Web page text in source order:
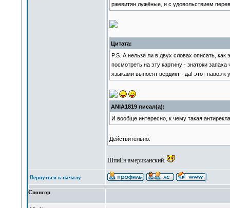
ржевитян лужёные, и с удовольствием
Цитата:
P.S. А нельзя ли в двух словах описать,
посмотреть на эту картину - знатоки
языками выносят вердикт - да! этот навоз
ANIA1819 писал(а):
И вообще интересно, к чему такая
Действительно.
ШпиЕн американский.
Вернуться к началу
Спонсор